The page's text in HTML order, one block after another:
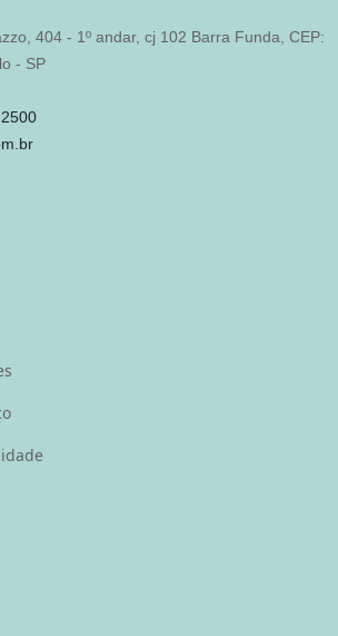
404 - 1º andar, cj 102 Barra Funda, CEP:
- SP